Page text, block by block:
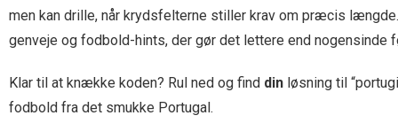
men kan drille, når krydsfelterne stiller krav om præcis
genveje og fodbold-hints, der gør det lettere end nogensinde
Klar til at knække koden? Rul ned og find din løsning til
fodbold fra det smukke Portugal.